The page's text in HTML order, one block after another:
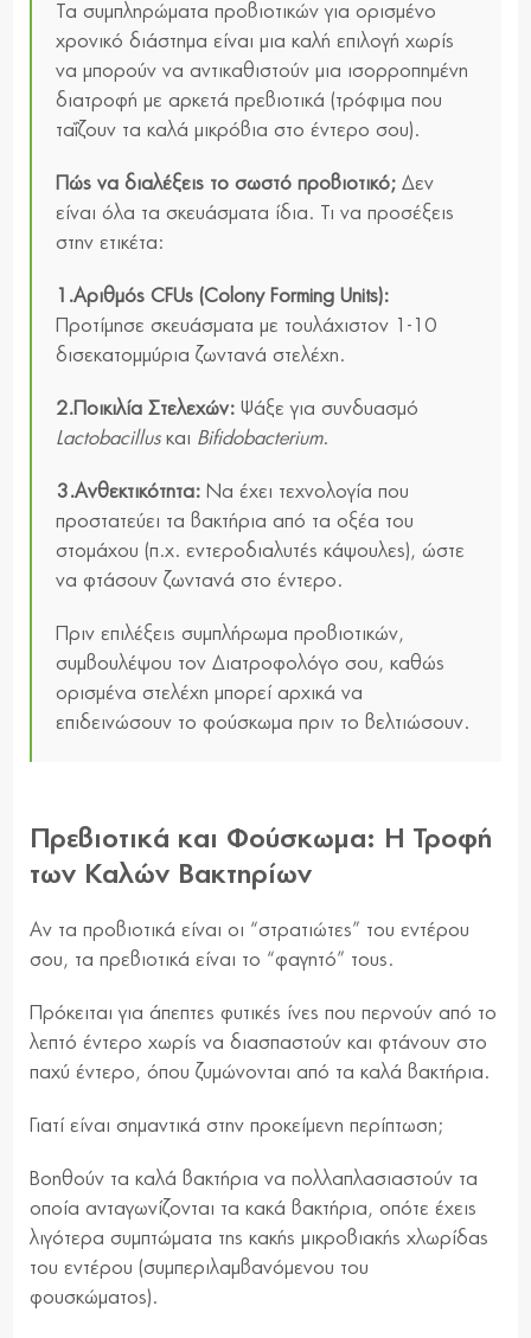
Τα συμπληρώματα προβιοτικών για ορισμένο
χρονικό διάστημα είναι μια καλή επιλογή χωρίς
να μπορούν να αντικαθιστούν μια ισορροπημένη
διατροφή με αρκετά πρεβιοτικά (τρόφιμα που
ταΐζουν τα καλά μικρόβια στο έντερο σου).
Πώς να διαλέξεις το σωστό προβιοτικό;Δεν
είναι όλα τα σκευάσματα ίδια. Τι να προσέξεις
στην ετικέτα:
1.Αριθμός CFUs(ColonyFormingUnits):
Προτίμησε σκευάσματα με τουλάχιστον 1-10
δισεκατομμύρια ζωντανά στελέχη.
2.Ποικιλία Στελεχών:Ψάξε για συνδυασμό
Lactobacillusκαι Bifidobacterium.
3.Ανθεκτικότητα:Να έχει τεχνολογία που
προστατεύει τα βακτήρια από τα οξέα του
στομάχου (π.χ. εντεροδιαλυτές κάψουλες), ώστε
να φτάσουν ζωντανά στο έντερο.
Πριν επιλέξεις συμπλήρωμα προβιοτικών,
συμβουλέψου τον Διατροφολόγο σου, καθώς
ορισμένα στελέχη μπορεί αρχικά να
επιδεινώσουν το φούσκωμα πριν το βελτιώσουν.
Πρεβιοτικά και Φούσκωμα: Η Τροφή
των Καλών Βακτηρίων
Αν τα προβιοτικά είναι οι “στρατιώτες” του εντέρου
σου, τα πρεβιοτικά είναι το “φαγητό” τους.
Πρόκειται για άπεπτες φυτικές ίνες που περνούν από το
λεπτό έντερο χωρίς να διασπαστούν και φτάνουν στο
παχύ έντερο, όπου ζυμώνονται από τα καλά βακτήρια.
Γιατί είναι σημαντικά στην προκείμενη περίπτωση;
Βοηθούν τα καλά βακτήρια να πολλαπλασιαστούν τα
οποία ανταγωνίζονται τα κακά βακτήρια, οπότε έχεις
λιγότερα συμπτώματα της κακής μικροβιακής χλωρίδας
του εντέρου (συμπεριλαμβανόμενου του
φουσκώματος).